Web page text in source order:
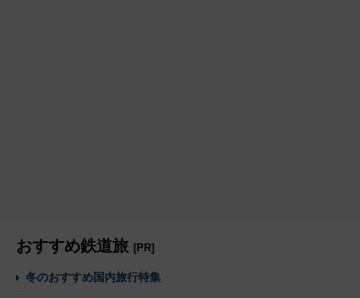
おすすめ鉄道旅 [PR]
冬のおすすめ国内旅行特集